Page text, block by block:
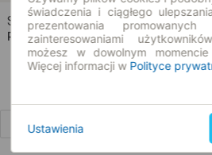
Skierniewice → Koluszki
Rozkład jazdy i bilety
świadczenia i ciągłego
prezentowania
zainteresowaniami
możesz w dowolnym
Więcej informacji w Polityce
Ustawienia